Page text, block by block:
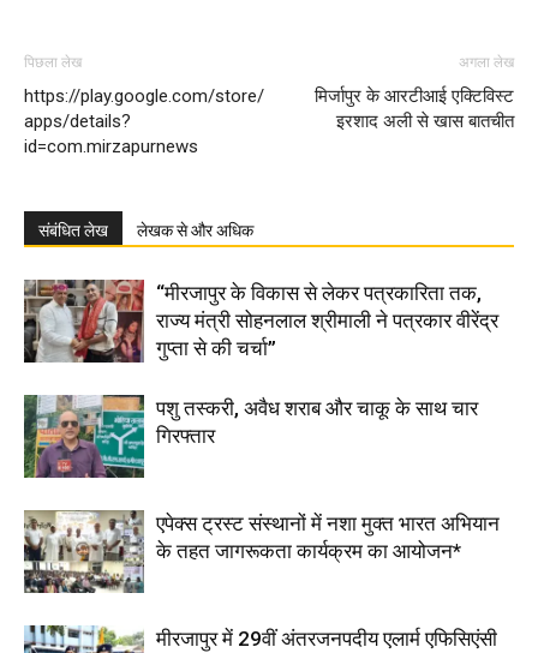
पिछला लेख
https://play.google.com/store/
apps/details?
id=com.mirzapurnews
अगला लेख
मिर्जापुर के आरटीआई एक्टिविस्ट
इरशाद अली से खास बातचीत
संबंधित लेख लेखक से और अधिक
“मीरजापुर के विकास से लेकर पत्रकारिता तक,
राज्य मंत्री सोहनलाल श्रीमाली ने पत्रकार वीरेंद्र
गुप्ता से की चर्चा”
पशु तस्करी, अवैध शराब और चाकू के साथ चार
गिरफ्तार
एपेक्स ट्रस्ट संस्थानों में नशा मुक्त भारत अभियान
के तहत जागरूकता कार्यक्रम का आयोजन*
मीरजापुर में 29वीं अंतरजनपदीय एलार्म एफिसिएंसी